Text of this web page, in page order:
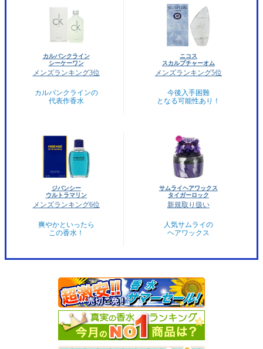
カルバンクライン
シーケーワン
メンズランキング3位
カルバンクラインの
代表作香水
ニコス
スカルプチャーオム
メンズランキング5位
今後入手困難
となる可能性あり！
ジバンシー
ウルトラマリン
メンズランキング6位
爽やかといったら
この香水！
サムライヘアワックス
タイガーロック
新規取り扱い
人気サムライの
ヘアワックス